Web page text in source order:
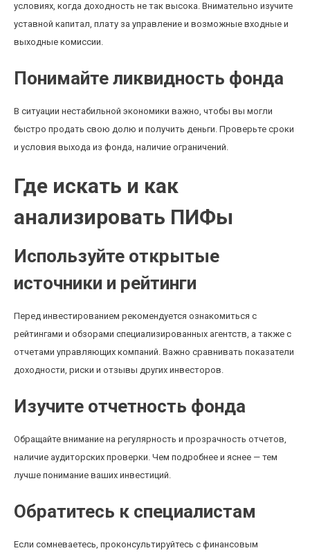
условиях, когда доходность не так высока. Внимательно изучите
уставной капитал, плату за управление и возможные входные и
выходные комиссии.
Понимайте ликвидность фонда
В ситуации нестабильной экономики важно, чтобы вы могли
быстро продать свою долю и получить деньги. Проверьте сроки
и условия выхода из фонда, наличие ограничений.
Где искать и как
анализировать ПИФы
Используйте открытые
источники и рейтинги
Перед инвестированием рекомендуется ознакомиться с
рейтингами и обзорами специализированных агентств, а также с
отчетами управляющих компаний. Важно сравнивать показатели
доходности, риски и отзывы других инвесторов.
Изучите отчетность фонда
Обращайте внимание на регулярность и прозрачность отчетов,
наличие аудиторских проверки. Чем подробнее и яснее — тем
лучше понимание ваших инвестиций.
Обратитесь к специалистам
Если сомневаетесь, проконсультируйтесь с финансовым